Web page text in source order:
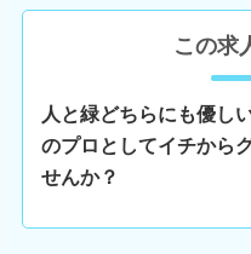
この求
人と緑どちらにも優し
のプロとしてイチから
せんか？